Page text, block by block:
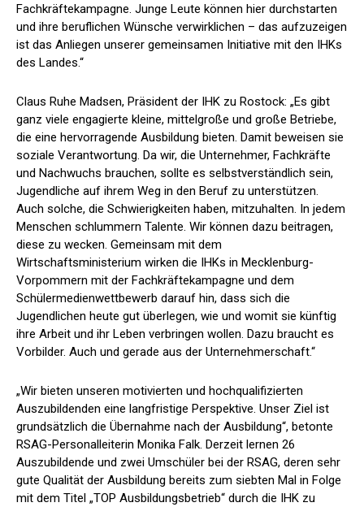
Fachkräftekampagne. Junge Leute können hier durchstarten
und ihre beruflichen Wünsche verwirklichen – das aufzuzeigen
ist das Anliegen unserer gemeinsamen Initiative mit den IHKs
des Landes.“
Claus Ruhe Madsen, Präsident der IHK zu Rostock: „Es gibt
ganz viele engagierte kleine, mittelgroße und große Betriebe,
die eine hervorragende Ausbildung bieten. Damit beweisen sie
soziale Verantwortung. Da wir, die Unternehmer, Fachkräfte
und Nachwuchs brauchen, sollte es selbstverständlich sein,
Jugendliche auf ihrem Weg in den Beruf zu unterstützen.
Auch solche, die Schwierigkeiten haben, mitzuhalten. In jedem
Menschen schlummern Talente. Wir können dazu beitragen,
diese zu wecken. Gemeinsam mit dem
Wirtschaftsministerium wirken die IHKs in Mecklenburg-
Vorpommern mit der Fachkräftekampagne und dem
Schülermedienwettbewerb darauf hin, dass sich die
Jugendlichen heute gut überlegen, wie und womit sie künftig
ihre Arbeit und ihr Leben verbringen wollen. Dazu braucht es
Vorbilder. Auch und gerade aus der Unternehmerschaft.“
„Wir bieten unseren motivierten und hochqualifizierten
Auszubildenden eine langfristige Perspektive. Unser Ziel ist
grundsätzlich die Übernahme nach der Ausbildung“, betonte
RSAG-Personalleiterin Monika Falk. Derzeit lernen 26
Auszubildende und zwei Umschüler bei der RSAG, deren sehr
gute Qualität der Ausbildung bereits zum siebten Mal in Folge
mit dem Titel „TOP Ausbildungsbetrieb“ durch die IHK zu